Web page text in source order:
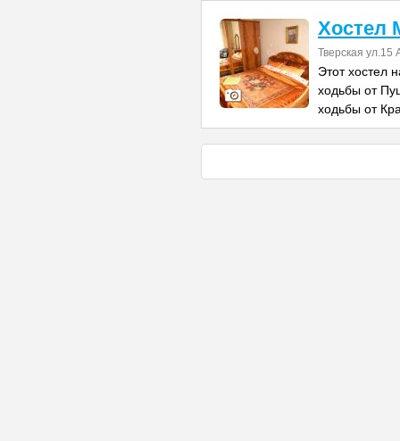
Хостел
Тверская
Этот хостел
ходьбы от
ходьбы от